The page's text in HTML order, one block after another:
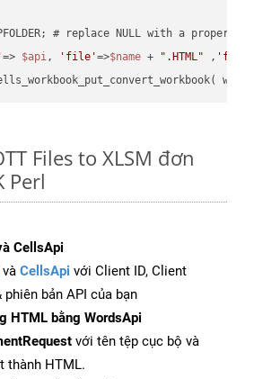
=> $api, 'file'=>$name + ".HTML" ,
Files to XLSM đơn
Perl
CellsApi
và CellsApi với Client ID, Client
phiên bản API của bạn
HTML bằng WordsApi
với tên tệp cục bộ và
thành HTML.